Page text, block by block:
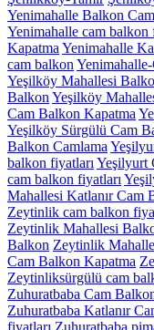
Yenimahalle Balkon
Yenimahalle cam balkon
Kapatma Yenimahalle
cam balkon
Yeşilköy Mahallesi
Balkon Yeşilköy
Cam Balkon Kapatma
Yeşilköy Sürgülü Cam
Balkon Camlama
balkon fiyatları Yeşilyurt
cam balkon fiyatları
Mahallesi Katlanır Cam
Zeytinlik cam balkon
Zeytinlik Mahallesi
Balkon Zeytinlik
Cam Balkon Kapatma
Zeytinliksürgülü cam
Zuhuratbaba Cam
Zuhuratbaba Katlanır
fiyatları Zuhuratbaba